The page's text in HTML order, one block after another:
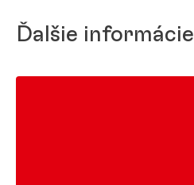
Ďalšie informácie